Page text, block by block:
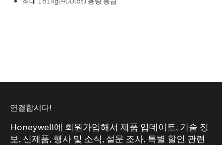
연결합시다!
Honeywell에 회원가입해서 제품 업데이트, 기술 정
보, 신제품, 행사 및 소식, 설문 조사, 특별 할인 관련